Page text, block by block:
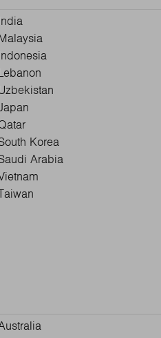
India
Malaysia
Indonesia
Lebanon
Korea
Arabia